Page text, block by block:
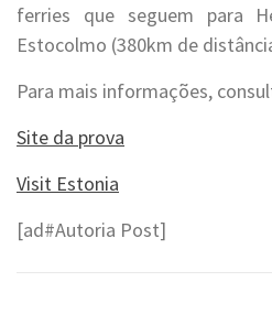
ferries que seguem para
Estocolmo (380km de
Para mais informações,
Site da prova
Visit Estonia
[ad#Autoria Post]